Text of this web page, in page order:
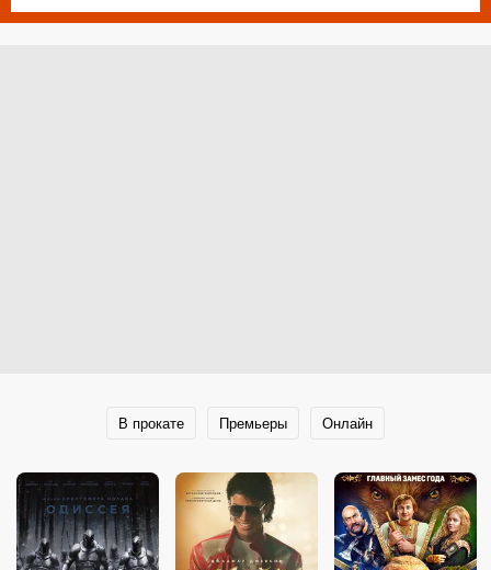
В прокате Премьеры Онлайн